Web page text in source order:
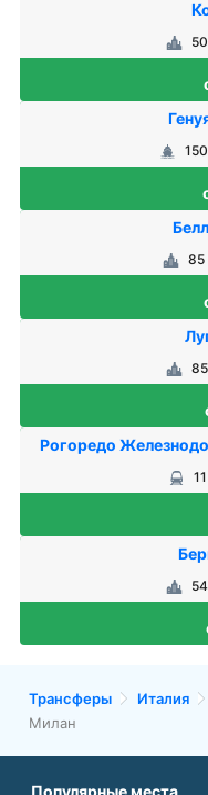
85
Рогоредо
Трансферы Италия
Милан